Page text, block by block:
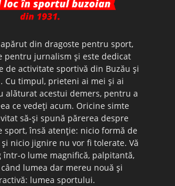
din dragoste pentru sport,
pentru jurnalism şi este dedicat
de activitate sportivă din Buzău şi
Cu timpul, prieteni ai mei şi ai
alăturat acestui demers, pentru a
ce vedeţi acum. Oricine simte
să-şi spună părerea despre
sport, însă atenţie: nicio formă de
nicio jignire nu vor fi tolerate. Vă
într-o lume magnifică, palpitantă,
lumea dar mereu nouă şi
lumea sportului.